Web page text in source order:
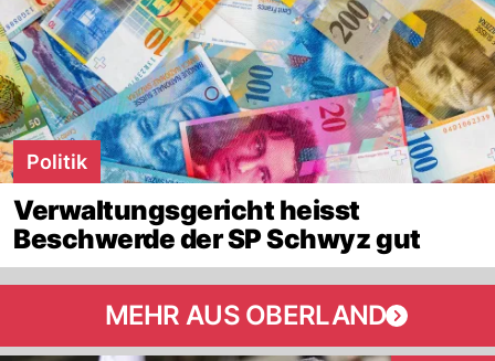
Politik
Verwaltungsgericht heisst
Beschwerde der SP Schwyz gut
MEHR AUS OBERLAND